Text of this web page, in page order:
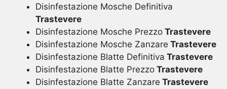
Disinfestazione Mosche Definitiva
Trastevere
Disinfestazione Mosche Prezzo Trastevere
Disinfestazione Mosche Zanzare Trastevere
Disinfestazione Blatte Definitiva Trastevere
Disinfestazione Blatte Prezzo Trastevere
Disinfestazione Blatte Zanzare Trastevere